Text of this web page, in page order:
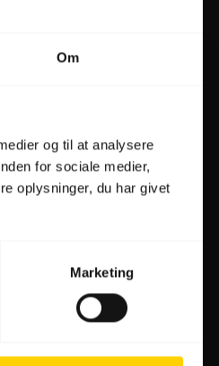
Om
og til at analysere
for sociale medier,
oplysninger, du har givet
Marketing